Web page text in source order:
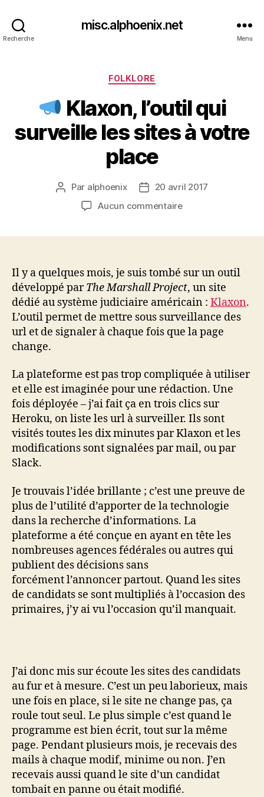
Recherche
misc.alphoenix.net
Menu
Catégories
FOLKLORE
Klaxon, l’outil qui
surveille les sites à votre
place
Auteur
l’article
Par alphoenix
Date20 avril 2017
Aucun commentairesur
surveille
les
sites
à
votre
place
Il y a quelques mois, je suis tombé sur un outil
développé parThe Marshall Project, un site
dédié au système judiciaire américain : Klaxon.
L’outil permet de mettre sous surveillance des
url et de signaler à chaque fois que la page
change.
La plateforme est pas trop compliquée à utiliser
et elle est imaginée pour une rédaction. Une
fois déployée – j’ai fait ça en trois clics sur
Heroku, on liste les url à surveiller. Ils sont
visités toutes les dix minutes par Klaxon et les
modifications sont signalées par mail, ou par
Slack.
Je trouvais l’idée brillante ; c’est une preuve de
plus de l’utilité d’apporter de la technologie
dans la recherche d’informations. La
plateforme a été conçue en ayant en tête les
nombreuses agences fédérales ou autres qui
publient des décisions sans
forcément l’annoncer partout. Quand les sites
de candidats se sont multipliés à l’occasion des
primaires, j’y ai vu l’occasion qu’il manquait.
J’ai donc mis sur écoute les sites des candidats
au fur et à mesure. C’est un peu laborieux, mais
une fois en place, si le site ne change pas, ça
roule tout seul. Le plus simple c’est quand le
programme est bien écrit, tout sur la même
page. Pendant plusieurs mois, je recevais des
mails à chaque modif, minime ou non. J’en
recevais aussi quand le site d’un candidat
tombait en panne ou était modifié.